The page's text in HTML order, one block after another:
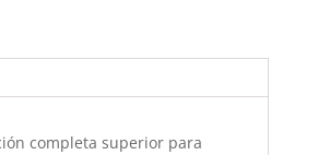
completa superior para